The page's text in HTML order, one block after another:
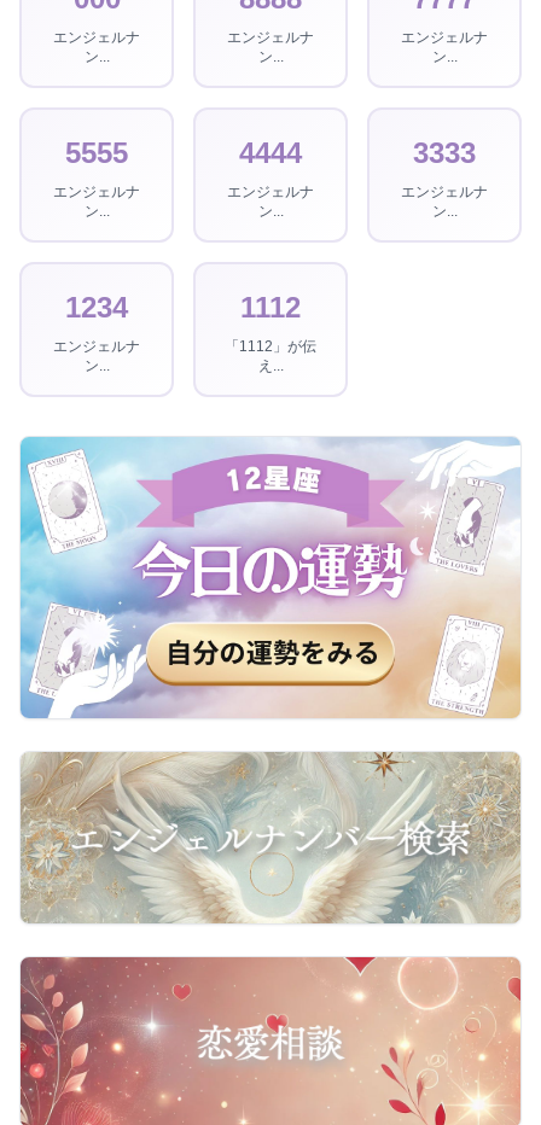
エンジェルナ
ン...
エンジェルナ
ン...
エンジェルナ
ン...
5555
エンジェルナ
ン...
4444
エンジェルナ
ン...
3333
エンジェルナ
ン...
1234
エンジェルナ
ン...
1112
「1112」が伝
え...